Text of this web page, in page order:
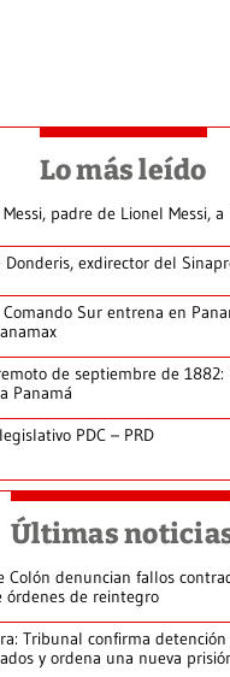
Lo más leído
padre de Lionel Messi,
Donderis, exdirector del
Sur entrena en
de septiembre de 1882:
Panamá
PDC – PRD
Últimas
Colón denuncian fallos
órdenes de reintegro
Tribunal confirma
y ordena una nueva